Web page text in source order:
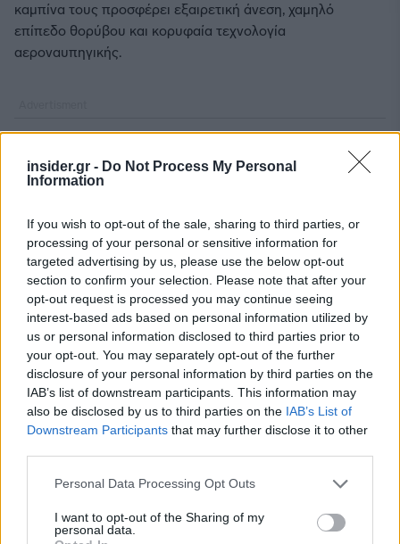
insider.gr - Do Not Process My Personal
Information
If you wish to opt-out of the sale, sharing to third parties, or
processing of your personal or sensitive information for
targeted advertising by us, please use the below opt-out
section to confirm your selection. Please note that after your
opt-out request is processed you may continue seeing
interest-based ads based on personal information utilized by
us or personal information disclosed to third parties prior to
your opt-out. You may separately opt-out of the further
disclosure of your personal information by third parties on the
IAB’s list of downstream participants. This information may
also be disclosed by us to third parties on the IAB’s List of
Downstream Participants that may further disclose it to other
Please note that this website/app uses one or more Google
not limited to your visit or usage behaviour. You may click to
grant or deny consent to Google and its third-party tags to
Personal Data Processing Opt Outs
I want to opt-out of the Sharing of my
personal data.
καμπίνα τους προσφέρει εξαιρετική άνεση, χαμηλό
επίπεδο θορύβου και κορυφαία τεχνολογία
αεροναυπηγικής.